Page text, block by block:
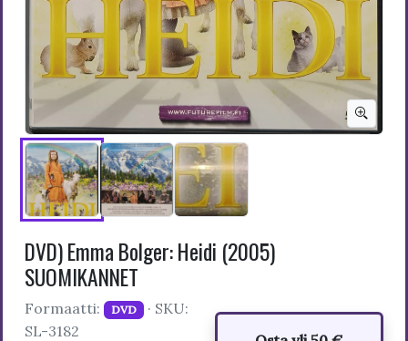
DVD) Emma Bolger: Heidi (2005)
SUOMIKANNET
Formaatti: DVD · SKU:
SL-3182